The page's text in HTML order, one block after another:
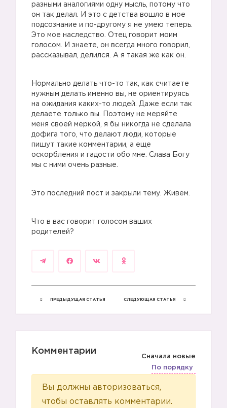
разными аналогиями одну мысль, потому что
он так делал. И это с детства вошло в мое
подсознание и по-другому я не умею теперь.
Это мое наследство. Отец говорит моим
голосом. И знаете, он всегда много говорил,
рассказывал, делился. А я такая же как он.
Нормально делать что-то так, как считаете
нужным делать именно вы, не ориентируясь
на ожидания каких-то людей. Даже если так
делаете только вы. Поэтому не меряйте
меня своей меркой, я бы никогда не сделала
дофига того, что делают люди, которые
пишут такие комментарии, а еще
оскорбления и гадости обо мне. Слава Богу
мы с ними очень разные.
Это последний пост и закрыли тему. Живем.
Что в вас говорит голосом ваших
родителей?
ПРЕДЫДУЩАЯ СТАТЬЯ СЛЕДУЮЩАЯ СТАТЬЯ
Комментарии
Сначала новые
По порядку
Вы должны авторизоваться,
чтобы оставлять комментарии.